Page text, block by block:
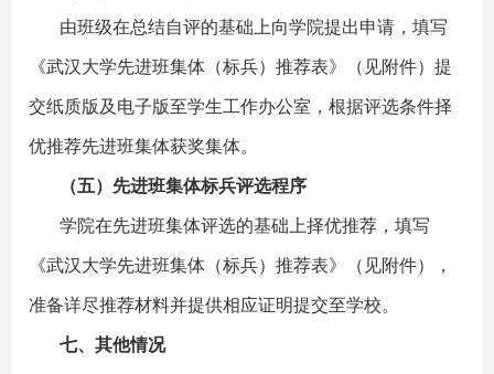
由班级在总结自评的基础上向学院提出申请，填写
《武汉大学先进班集体（标兵）推荐表》（见附件）提
交纸质版及电子版至学生工作办公室，根据评选条件择
优推荐先进班集体获奖集体。
（五）先进班集体标兵评选程序
学院在先进班集体评选的基础上择优推荐，填写
《武汉大学先进班集体（标兵）推荐表》（见附件），
准备详尽推荐材料并提供相应证明提交至学校。
七、其他情况